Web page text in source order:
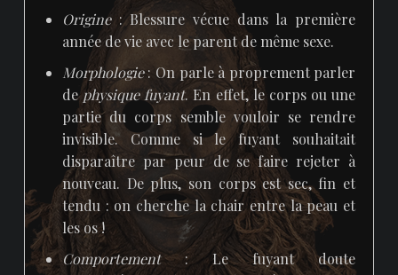
Origine: Blessure vécue dans la première
année de vie avec le parent de même sexe.
Morphologie: On parle à proprement parler
dephysique fuyant. En effet, le corps ou une
partie du corps semble vouloir se rendre
invisible. Comme si le fuyant souhaitait
disparaître par peur de se faire rejeter à
nouveau. De plus, son corps est sec, fin et
tendu : on cherche la chair entre la peau et
les os !
Comportement : Le fuyant doute